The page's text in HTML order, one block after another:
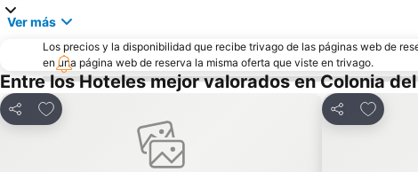
Ver más
Los precios y la disponibilidad que recibe trivago de las páginas web de
en una página web de reserva la misma oferta que viste en trivago.
Entre los Hoteles mejor valorados en Colonia
Compartir
Añadir a favoritos
Compartir
Añadir a